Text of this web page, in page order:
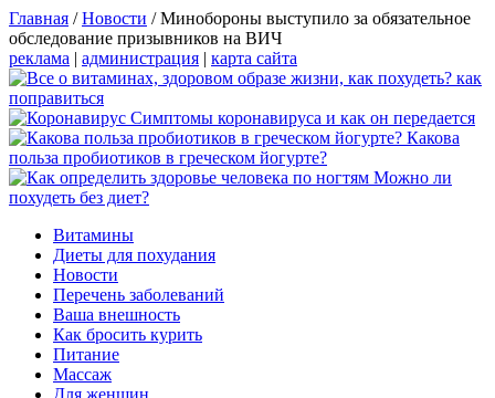
Главная /Новости /Минобороны выступило за обязательное
обследование призывников на ВИЧ
реклама | администрация | карта сайта
Симптомы коронавируса и как он передается
Какова
польза пробиотиков в греческом йогурте?
Можно ли
похудеть без диет?
Витамины
Диеты для похудания
Новости
Перечень заболеваний
Ваша внешность
Как бросить курить
Питание
Массаж
Для женщин